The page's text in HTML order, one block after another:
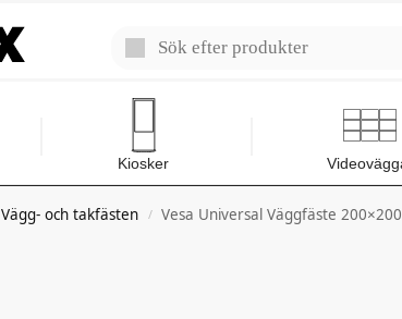
Kiosker
Vägg- och takfästen / Vesa Universal Väggfäste